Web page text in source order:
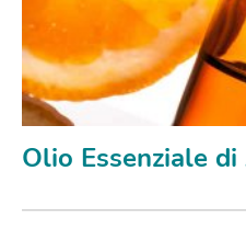
Olio Essenziale